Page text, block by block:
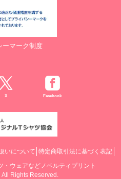
ーマーク制度
X Facebook
いについて 特定商取引法に基づく表記
・ウェアなどノベルティプリント
Rights Reserved.